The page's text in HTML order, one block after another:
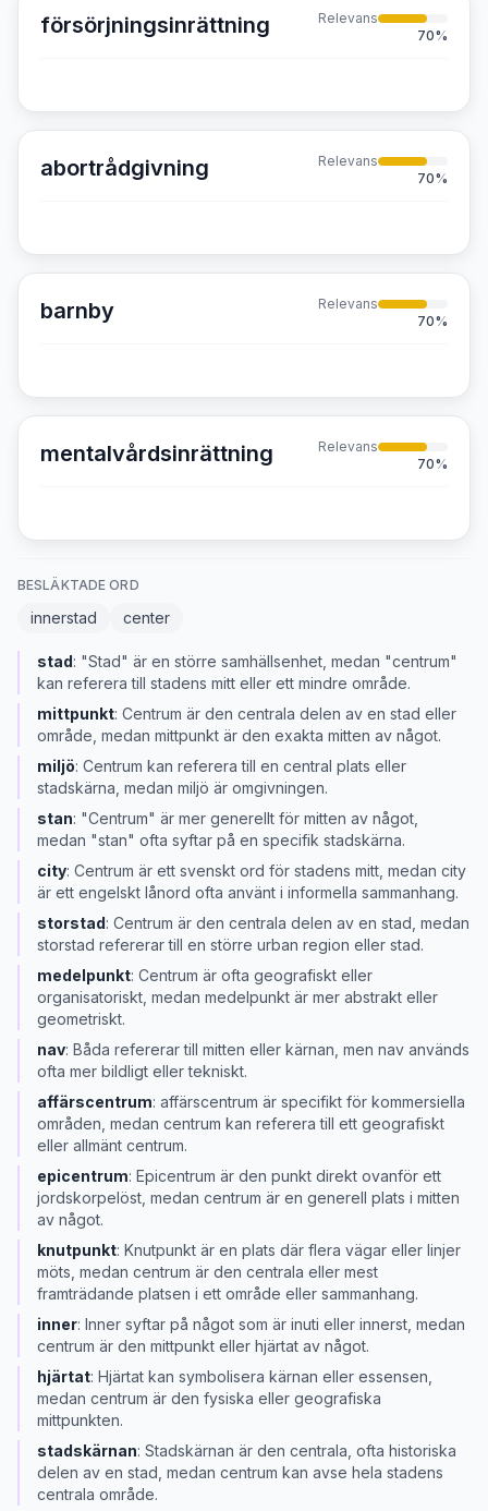
försörjningsinrättning
Relevans
70%
abortrådgivning
Relevans
70%
barnby
Relevans
70%
mentalvårdsinrättning
Relevans
70%
BESLÄKTADE ORD
innerstad center
stad: "Stad" är en större samhällsenhet, medan "centrum"
kan referera till stadens mitt eller ett mindre område.
mittpunkt: Centrum är den centrala delen av en stad eller
område, medan mittpunkt är den exakta mitten av något.
miljö: Centrum kan referera till en central plats eller
stadskärna, medan miljö är omgivningen.
stan: "Centrum" är mer generellt för mitten av något,
medan "stan" ofta syftar på en specifik stadskärna.
city: Centrum är ett svenskt ord för stadens mitt, medan city
är ett engelskt lånord ofta använt i informella sammanhang.
storstad: Centrum är den centrala delen av en stad, medan
storstad refererar till en större urban region eller stad.
medelpunkt: Centrum är ofta geografiskt eller
organisatoriskt, medan medelpunkt är mer abstrakt eller
geometriskt.
nav: Båda refererar till mitten eller kärnan, men nav används
ofta mer bildligt eller tekniskt.
affärscentrum: affärscentrum är specifikt för kommersiella
områden, medan centrum kan referera till ett geografiskt
eller allmänt centrum.
epicentrum: Epicentrum är den punkt direkt ovanför ett
jordskorpelöst, medan centrum är en generell plats i mitten
av något.
knutpunkt: Knutpunkt är en plats där flera vägar eller linjer
möts, medan centrum är den centrala eller mest
framträdande platsen i ett område eller sammanhang.
inner: Inner syftar på något som är inuti eller innerst, medan
centrum är den mittpunkt eller hjärtat av något.
hjärtat: Hjärtat kan symbolisera kärnan eller essensen,
medan centrum är den fysiska eller geografiska
mittpunkten.
stadskärnan: Stadskärnan är den centrala, ofta historiska
delen av en stad, medan centrum kan avse hela stadens
centrala område.